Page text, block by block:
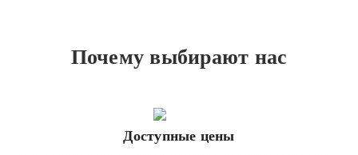
Почему выбирают нас
Доступные цены